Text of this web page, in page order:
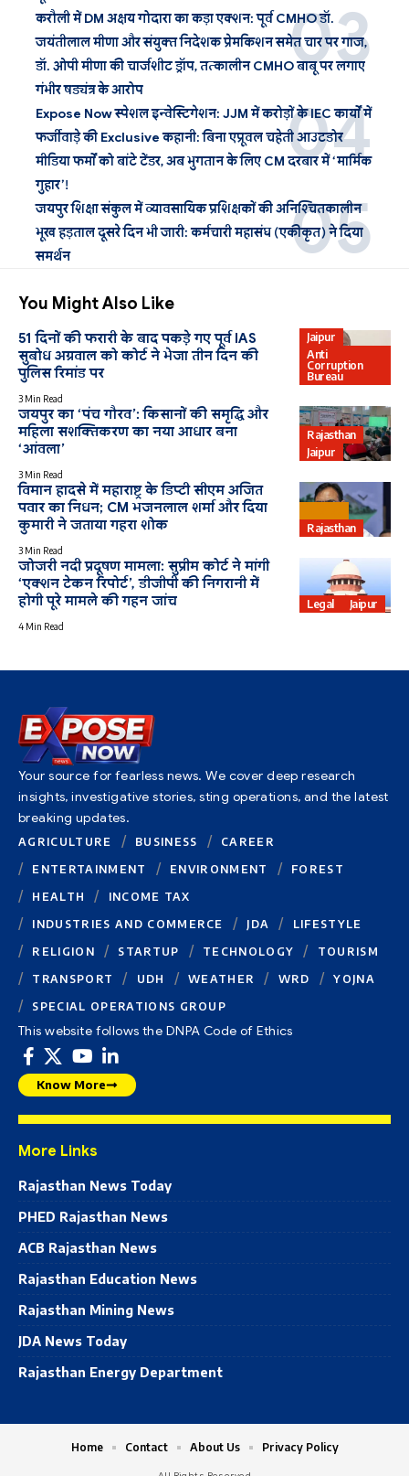
करौली में DM अक्षय गोदारा का कड़ा एक्शन: पूर्व CMHO डॉ.
जयंतीलाल मीणा और संयुक्त निदेशक प्रेमकिशन समेत चार पर गाज,
डॉ. ओपी मीणा की चार्जशीट ड्रॉप, तत्कालीन CMHO बाबू पर लगाए
गंभीर षड्यंत्र के आरोप
Expose Now स्पेशल इन्वेस्टिगेशन: JJM में करोड़ों के IEC कार्यों में
फर्जीवाड़े की Exclusive कहानी: बिना एप्रूवल चहेती आउटडोर
मीडिया फर्मों को बांटे टेंडर, अब भुगतान के लिए CM दरबार में ‘मार्मिक
गुहार’!
जयपुर शिक्षा संकुल में व्यावसायिक प्रशिक्षकों की अनिश्चितकालीन
भूख हड़ताल दूसरे दिन भी जारी: कर्मचारी महासंघ (एकीकृत) ने दिया
समर्थन
You Might Also Like
Jaipur
Anti
Corruption
Bureau
51 दिनों की फरारी के बाद पकड़े गए पूर्व IAS
सुबोध अग्रवाल को कोर्ट ने भेजा तीन दिन की
पुलिस रिमांड पर
3 Min Read
Rajasthan
Jaipur
जयपुर का ‘पंच गौरव’: किसानों की समृद्धि और
महिला सशक्तिकरण का नया आधार बना
‘आंवला’
3 Min Read
Rajasthan
विमान हादसे में महाराष्ट्र के डिप्टी सीएम अजित
पवार का निधन; CM भजनलाल शर्मा और दिया
कुमारी ने जताया गहरा शोक
3 Min Read
Legal Jaipur
जोजरी नदी प्रदूषण मामला: सुप्रीम कोर्ट ने मांगी
‘एक्शन टेकन रिपोर्ट’, डीजीपी की निगरानी में
होगी पूरे मामले की गहन जांच
4 Min Read
Your source for fearless news. We cover deep research
insights, investigative stories, sting operations, and the latest
breaking updates.
AGRICULTURE BUSINESS
CAREER
ENTERTAINMENT
ENVIRONMENT
FOREST
HEALTH
INCOME TAX
INDUSTRIES AND COMMERCE
JDA
LIFESTYLE
RELIGION
STARTUP TECHNOLOGY
TOURISM
TRANSPORT
UDH WEATHER WRD
YOJNA
SPECIAL OPERATIONS GROUP
This website follows the DNPA Code of Ethics
Know More
More Links
Rajasthan News Today
PHED Rajasthan News
ACB Rajasthan News
Rajasthan Education News
Rajasthan Mining News
JDA News Today
Rajasthan Energy Department
Home Contact About Us Privacy Policy